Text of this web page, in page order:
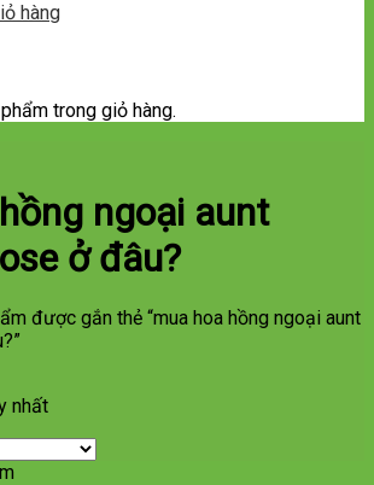
trong giỏ hàng.
ngoại aunt
ở đâu?
được gắn thẻ “mua hoa hồng ngoại aunt
nhất